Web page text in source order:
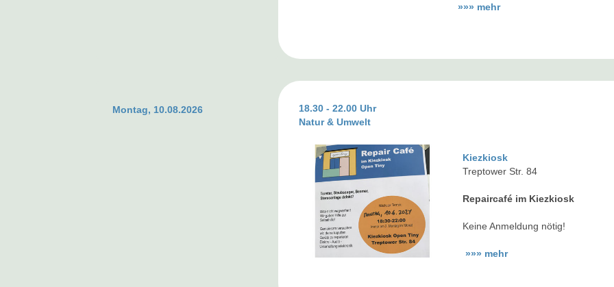
»»» mehr
Montag, 10.08.2026
18.30 - 22.00 Uhr
Natur & Umwelt
Kiezkiosk
Treptower Str. 84
Repaircafé im Kiezkiosk
Keine Anmeldung nötig!
»»» mehr